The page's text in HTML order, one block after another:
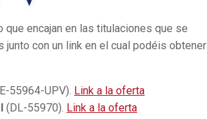
encajan en las titulaciones que se
junto con un link en el cual podéis obtener
55964-UPV). Link a la oferta
(DL-55970). Link a la oferta